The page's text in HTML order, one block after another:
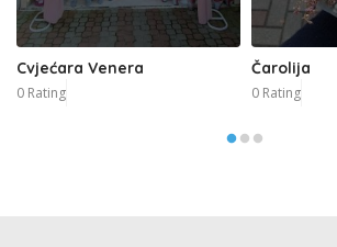
Cvjećara Venera
0 Rating
Čarolija
0 Rating